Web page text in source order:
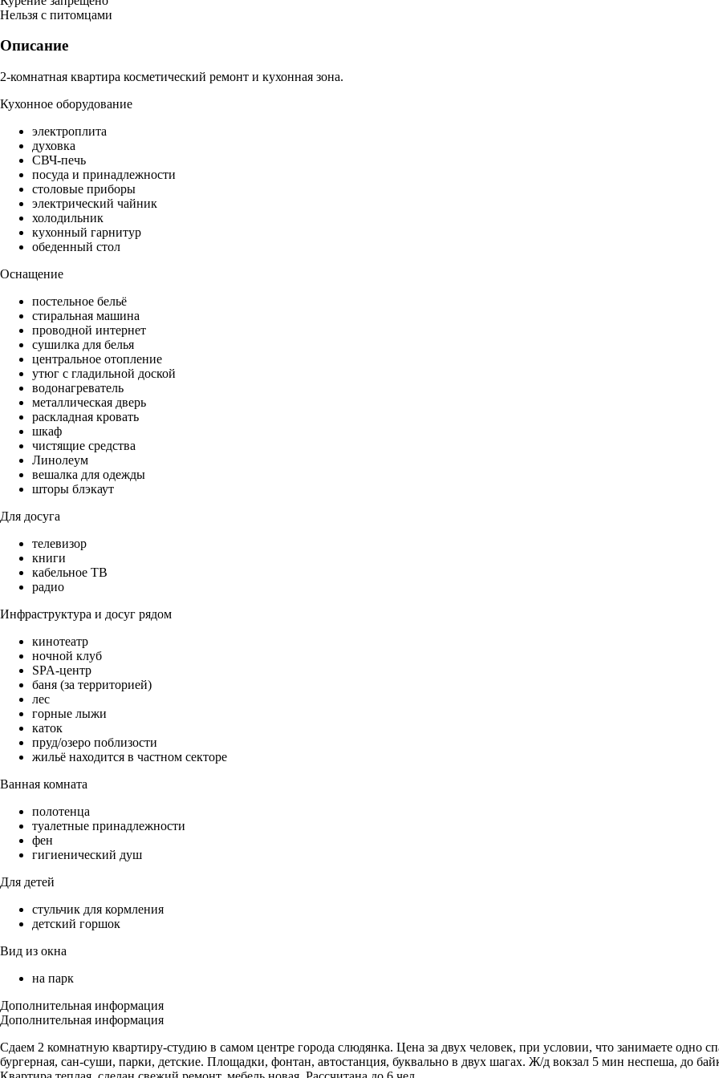
Нельзя с питомцами
Описание
2-комнатная квартира косметический ремонт и кухонная зона.
Кухонное оборудование
электроплита
духовка
СВЧ-печь
посуда и принадлежности
столовые приборы
электрический чайник
холодильник
кухонный гарнитур
обеденный стол
Оснащение
постельное бельё
стиральная машина
проводной интернет
сушилка для белья
центральное отопление
утюг с гладильной доской
водонагреватель
металлическая дверь
раскладная кровать
шкаф
чистящие средства
Линолеум
вешалка для одежды
шторы блэкаут
Для досуга
телевизор
книги
кабельное ТВ
радио
Инфраструктура и досуг рядом
кинотеатр
ночной клуб
SPA-центр
баня (за территорией)
лес
горные лыжи
каток
пруд/озеро поблизости
жильё находится в частном секторе
Ванная комната
полотенца
туалетные принадлежности
фен
гигиенический душ
Для детей
стульчик для кормления
детский горшок
Вид из окна
на парк
Дополнительная информация
Дополнительная информация
Сдаем 2 комнатную квартиру-студию в самом центре города слюдянка. Цена за двух человек, при условии, что занимаете одно
бургерная, сан-суши, парки, детские. Площадки, фонтан, автостанция, буквально в двух шагах. Ж/д вокзал 5 мин неспеша, до